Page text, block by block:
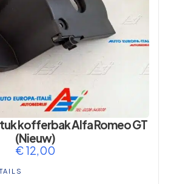
kofferbak Alfa Romeo GT
(Nieuw)
€12,00